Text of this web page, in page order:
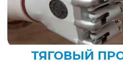
ТЯГОВЫЙ